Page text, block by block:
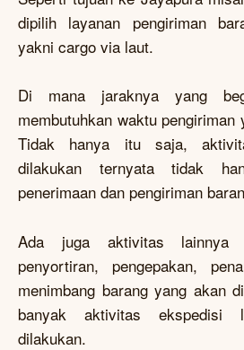
dipilih layanan pengiriman
yakni cargo via laut.
Di mana jaraknya yang
membutuhkan waktu pengiriman
Tidak hanya itu saja,
dilakukan ternyata tidak
penerimaan dan pengiriman
Ada juga aktivitas lainnya
penyortiran, pengepakan,
menimbang barang yang akan
banyak aktivitas ekspedisi
dilakukan.